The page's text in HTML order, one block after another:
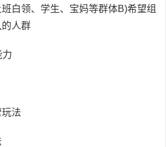
白领、学生、宝妈等群体B)希望组
人群
力
法